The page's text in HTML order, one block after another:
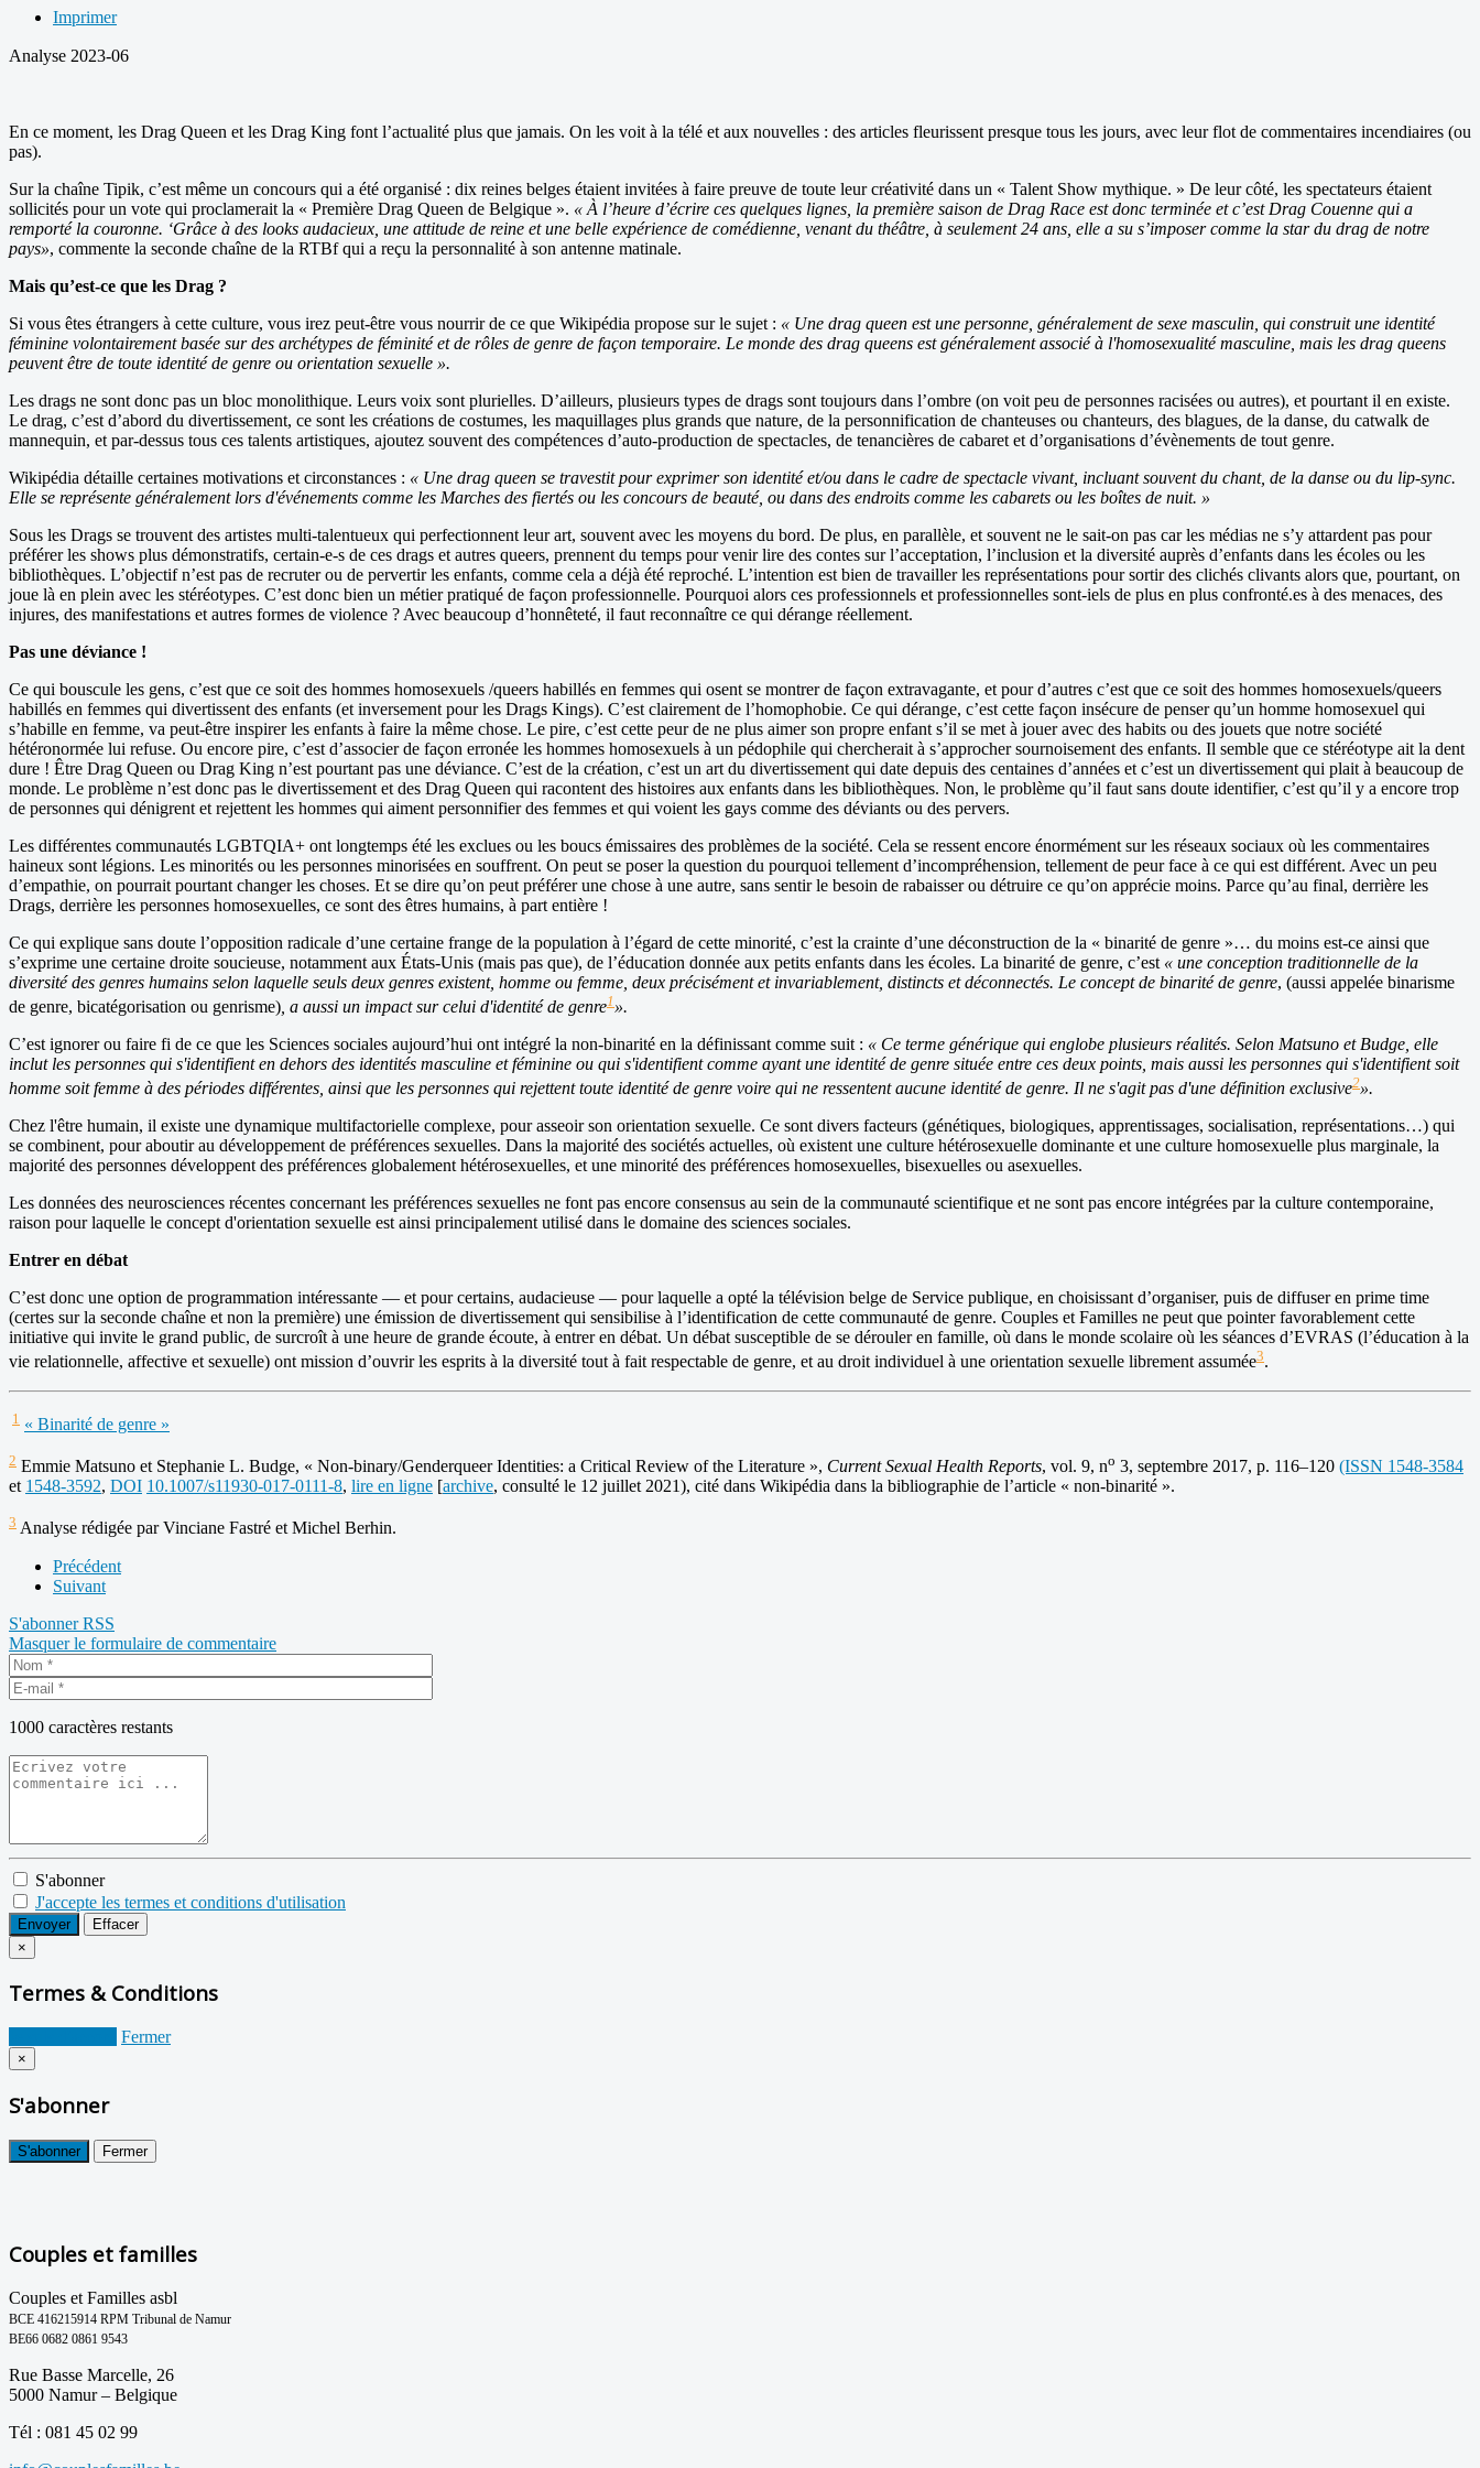
Imprimer
Analyse 2023-06
En ce moment, les Drag Queen et les Drag King font l’actualité plus que jamais. On les voit à la télé et aux nouvelles : des articles fleurissent presque tous les jours, avec leur flot de commentaires incendiaires (ou
pas).
Sur la chaîne Tipik, c’est même un concours qui a été organisé : dix reines belges étaient invitées à faire preuve de toute leur créativité dans un « Talent Show mythique. » De leur côté, les spectateurs étaient
sollicités pour un vote qui proclamerait la « Première Drag Queen de Belgique ». « À l’heure d’écrire ces quelques lignes, la première saison de Drag Race est donc terminée et c’est Drag Couenne qui a
remporté la couronne. ‘Grâce à des looks audacieux, une attitude de reine et une belle expérience de comédienne, venant du théâtre, à seulement 24 ans, elle a su s’imposer comme la star du drag de notre
pays», commente la seconde chaîne de la RTBf qui a reçu la personnalité à son antenne matinale.
Mais qu’est-ce que les Drag ?
Si vous êtes étrangers à cette culture, vous irez peut-être vous nourrir de ce que Wikipédia propose sur le sujet : « Une drag queen est une personne, généralement de sexe masculin, qui construit une identité
féminine volontairement basée sur des archétypes de féminité et de rôles de genre de façon temporaire. Le monde des drag queens est généralement associé à l'homosexualité masculine, mais les drag queens
peuvent être de toute identité de genre ou orientation sexuelle ».
Les drags ne sont donc pas un bloc monolithique. Leurs voix sont plurielles. D’ailleurs, plusieurs types de drags sont toujours dans l’ombre (on voit peu de personnes racisées ou autres), et pourtant il en existe.
Le drag, c’est d’abord du divertissement, ce sont les créations de costumes, les maquillages plus grands que nature, de la personnification de chanteuses ou chanteurs, des blagues, de la danse, du catwalk de
mannequin, et par-dessus tous ces talents artistiques, ajoutez souvent des compétences d’auto-production de spectacles, de tenancières de cabaret et d’organisations d’évènements de tout genre.
Wikipédia détaille certaines motivations et circonstances : « Une drag queen se travestit pour exprimer son identité et/ou dans le cadre de spectacle vivant, incluant souvent du chant, de la danse ou du lip-sync.
Elle se représente généralement lors d'événements comme les Marches des fiertés ou les concours de beauté, ou dans des endroits comme les cabarets ou les boîtes de nuit. »
Sous les Drags se trouvent des artistes multi-talentueux qui perfectionnent leur art, souvent avec les moyens du bord. De plus, en parallèle, et souvent ne le sait-on pas car les médias ne s’y attardent pas pour
préférer les shows plus démonstratifs, certain-e-s de ces drags et autres queers, prennent du temps pour venir lire des contes sur l’acceptation, l’inclusion et la diversité auprès d’enfants dans les écoles ou les
bibliothèques. L’objectif n’est pas de recruter ou de pervertir les enfants, comme cela a déjà été reproché. L’intention est bien de travailler les représentations pour sortir des clichés clivants alors que, pourtant, on
joue là en plein avec les stéréotypes. C’est donc bien un métier pratiqué de façon professionnelle. Pourquoi alors ces professionnels et professionnelles sont-iels de plus en plus confronté.es à des menaces, des
injures, des manifestations et autres formes de violence ? Avec beaucoup d’honnêteté, il faut reconnaître ce qui dérange réellement.
Pas une déviance !
Ce qui bouscule les gens, c’est que ce soit des hommes homosexuels /queers habillés en femmes qui osent se montrer de façon extravagante, et pour d’autres c’est que ce soit des hommes homosexuels/queers
habillés en femmes qui divertissent des enfants (et inversement pour les Drags Kings). C’est clairement de l’homophobie. Ce qui dérange, c’est cette façon insécure de penser qu’un homme homosexuel qui
s’habille en femme, va peut-être inspirer les enfants à faire la même chose. Le pire, c’est cette peur de ne plus aimer son propre enfant s’il se met à jouer avec des habits ou des jouets que notre société
hétéronormée lui refuse. Ou encore pire, c’est d’associer de façon erronée les hommes homosexuels à un pédophile qui chercherait à s’approcher sournoisement des enfants. Il semble que ce stéréotype ait la dent
dure ! Être Drag Queen ou Drag King n’est pourtant pas une déviance. C’est de la création, c’est un art du divertissement qui date depuis des centaines d’années et c’est un divertissement qui plait à beaucoup de
monde. Le problème n’est donc pas le divertissement et des Drag Queen qui racontent des histoires aux enfants dans les bibliothèques. Non, le problème qu’il faut sans doute identifier, c’est qu’il y a encore trop
de personnes qui dénigrent et rejettent les hommes qui aiment personnifier des femmes et qui voient les gays comme des déviants ou des pervers.
Les différentes communautés LGBTQIA+ ont longtemps été les exclues ou les boucs émissaires des problèmes de la société. Cela se ressent encore énormément sur les réseaux sociaux où les commentaires
haineux sont légions. Les minorités ou les personnes minorisées en souffrent. On peut se poser la question du pourquoi tellement d’incompréhension, tellement de peur face à ce qui est différent. Avec un peu
d’empathie, on pourrait pourtant changer les choses. Et se dire qu’on peut préférer une chose à une autre, sans sentir le besoin de rabaisser ou détruire ce qu’on apprécie moins. Parce qu’au final, derrière les
Drags, derrière les personnes homosexuelles, ce sont des êtres humains, à part entière !
Ce qui explique sans doute l’opposition radicale d’une certaine frange de la population à l’égard de cette minorité, c’est la crainte d’une déconstruction de la « binarité de genre »… du moins est-ce ainsi que
s’exprime une certaine droite soucieuse, notamment aux États-Unis (mais pas que), de l’éducation donnée aux petits enfants dans les écoles. La binarité de genre, c’est « une conception traditionnelle de la
diversité des genres humains selon laquelle seuls deux genres existent, homme ou femme, deux précisément et invariablement, distincts et déconnectés. Le concept de binarité de genre, (aussi appelée binarisme
de genre, bicatégorisation ou genrisme) , a aussi un impact sur celui d'identité de genre1 ».
C’est ignorer ou faire fi de ce que les Sciences sociales aujourd’hui ont intégré la non-binarité en la définissant comme suit : « Ce terme générique qui englobe plusieurs réalités. Selon Matsuno et Budge, elle
inclut les personnes qui s'identifient en dehors des identités masculine et féminine ou qui s'identifient comme ayant une identité de genre située entre ces deux points, mais aussi les personnes qui s'identifient soit
homme soit femme à des périodes différentes, ainsi que les personnes qui rejettent toute identité de genre voire qui ne ressentent aucune identité de genre. Il ne s'agit pas d'une définition exclusive2».
Chez l'être humain, il existe une dynamique multifactorielle complexe, pour asseoir son orientation sexuelle. Ce sont divers facteurs (génétiques, biologiques, apprentissages, socialisation, représentations…) qui
se combinent, pour aboutir au développement de préférences sexuelles. Dans la majorité des sociétés actuelles, où existent une culture hétérosexuelle dominante et une culture homosexuelle plus marginale, la
majorité des personnes développent des préférences globalement hétérosexuelles, et une minorité des préférences homosexuelles, bisexuelles ou asexuelles.
Les données des neurosciences récentes concernant les préférences sexuelles ne font pas encore consensus au sein de la communauté scientifique et ne sont pas encore intégrées par la culture contemporaine,
raison pour laquelle le concept d'orientation sexuelle est ainsi principalement utilisé dans le domaine des sciences sociales.
Entrer en débat
C’est donc une option de programmation intéressante — et pour certains, audacieuse — pour laquelle a opté la télévision belge de Service publique, en choisissant d’organiser, puis de diffuser en prime time
(certes sur la seconde chaîne et non la première) une émission de divertissement qui sensibilise à l’identification de cette communauté de genre. Couples et Familles ne peut que pointer favorablement cette
initiative qui invite le grand public, de surcroît à une heure de grande écoute, à entrer en débat. Un débat susceptible de se dérouler en famille, où dans le monde scolaire où les séances d’EVRAS (l’éducation à la
vie relationnelle, affective et sexuelle) ont mission d’ouvrir les esprits à la diversité tout à fait respectable de genre, et au droit individuel à une orientation sexuelle librement assumée3.
1 « Binarité de genre »
2 Emmie Matsuno et Stephanie L. Budge, « Non-binary/Genderqueer Identities: a Critical Review of the Literature », Current Sexual Health Reports, vol. 9, no 3,‎ septembre 2017, p. 116–120 (ISSN 1548-3584
et 1548-3592, DOI 10.1007/s11930-017-0111-8, lire en ligne [archive, consulté le 12 juillet 2021), cité dans Wikipédia dans la bibliographie de l’article « non-binarité ».
3 Analyse rédigée par Vinciane Fastré et Michel Berhin.
Précédent
Suivant
S'abonnerRSS
Masquer le formulaire de commentaire
1000 caractères restants
S'abonner
J'accepte les termes et conditions d'utilisation
Envoyer
Effacer
×
Termes & Conditions
Fermer
×
S'abonner
S'abonner Fermer
Couples et familles
Couples et Familles asbl
BCE 416215914 RPM Tribunal de Namur
BE66 0682 0861 9543
Rue Basse Marcelle, 26
5000 Namur – Belgique
Tél : 081 45 02 99